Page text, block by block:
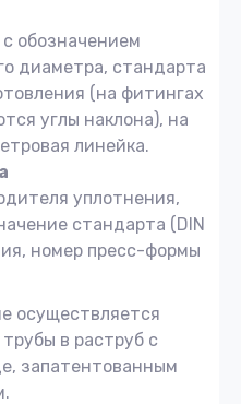
обозначением
диаметра, стандарта
(на фитингах
углы наклона), на
линейка.
уплотнения,
стандарта (DIN
номер пресс-формы
осуществляется
в раструб с
запатентованным